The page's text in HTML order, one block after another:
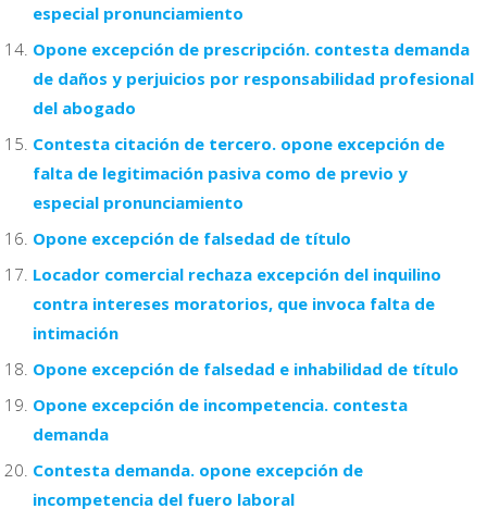
especial pronunciamiento
Opone excepción de prescripción. contesta demanda
de daños y perjuicios por responsabilidad profesional
del abogado
Contesta citación de tercero. opone excepción de
falta de legitimación pasiva como de previo y
especial pronunciamiento
Opone excepción de falsedad de título
Locador comercial rechaza excepción del inquilino
contra intereses moratorios, que invoca falta de
intimación
Opone excepción de falsedad e inhabilidad de título
Opone excepción de incompetencia. contesta
demanda
Contesta demanda. opone excepción de
incompetencia del fuero laboral